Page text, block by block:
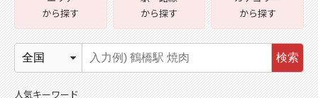
から探す
から探す
から探す
検索
人気キーワード